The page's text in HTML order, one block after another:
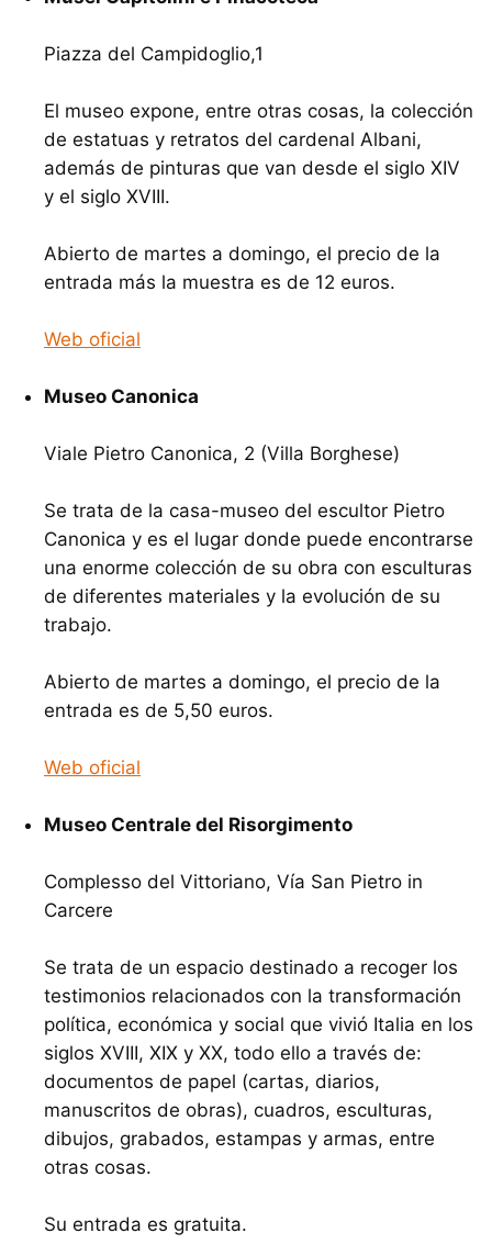
Piazza del Campidoglio,1
El museo expone, entre otras cosas, la colección
de estatuas y retratos del cardenal Albani,
además de pinturas que van desde el siglo XIV
y el siglo XVIII.
Abierto de martes a domingo, el precio de la
entrada más la muestra es de 12 euros.
Web oficial
Museo Canonica
Viale Pietro Canonica, 2 (Villa Borghese)
Se trata de la casa-museo del escultor Pietro
Canonica y es el lugar donde puede encontrarse
una enorme colección de su obra con esculturas
de diferentes materiales y la evolución de su
trabajo.
Abierto de martes a domingo, el precio de la
entrada es de 5,50 euros.
Web oficial
Museo Centrale del Risorgimento
Complesso del Vittoriano, Vía San Pietro in
Carcere
Se trata de un espacio destinado a recoger los
testimonios relacionados con la transformación
política, económica y social que vivió Italia en los
siglos XVIII, XIX y XX, todo ello a través de:
documentos de papel (cartas, diarios,
manuscritos de obras), cuadros, esculturas,
dibujos, grabados, estampas y armas, entre
otras cosas.
Su entrada es gratuita.